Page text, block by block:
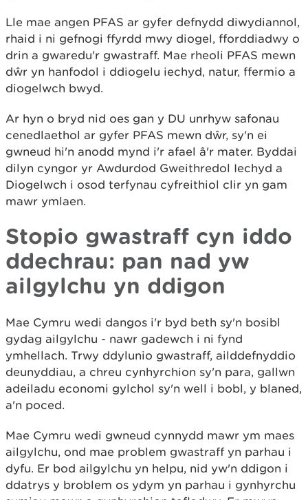
Lle mae angen PFAS ar gyfer defnydd diwydiannol,
rhaid i ni gefnogi ffyrdd mwy diogel, fforddiadwy o
drin a gwaredu'r gwastraff. Mae rheoli PFAS mewn
dŵr yn hanfodol i ddiogelu iechyd, natur, ffermio a
diogelwch bwyd.
Ar hyn o bryd nid oes gan y DU unrhyw safonau
cenedlaethol ar gyfer PFAS mewn dŵr, sy'n ei
gwneud hi'n anodd mynd i'r afael â'r mater. Byddai
dilyn cyngor yr Awdurdod Gweithredol Iechyd a
Diogelwch i osod terfynau cyfreithiol clir yn gam
mawr ymlaen.
Stopio gwastraff cyn iddo
ddechrau: pan nad yw
ailgylchu yn ddigon
Mae Cymru wedi dangos i'r byd beth sy'n bosibl
gydag ailgylchu - nawr gadewch i ni fynd
ymhellach. Trwy ddylunio gwastraff, ailddefnyddio
deunyddiau, a chreu cynhyrchion sy'n para, gallwn
adeiladu economi gylchol sy'n well i bobl, y blaned,
a'n poced.
Mae Cymru wedi gwneud cynnydd mawr ym maes
ailgylchu, ond mae problem gwastraff yn parhau i
dyfu. Er bod ailgylchu yn helpu, nid yw'n ddigon i
ddatrys y broblem os ydym yn parhau i gynhyrchu